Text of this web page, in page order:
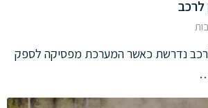
נדרשת כאשר המערכת מפסיקה לספק